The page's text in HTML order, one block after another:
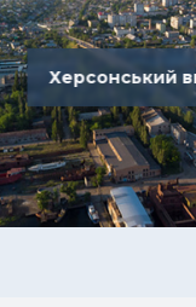
Херсонський